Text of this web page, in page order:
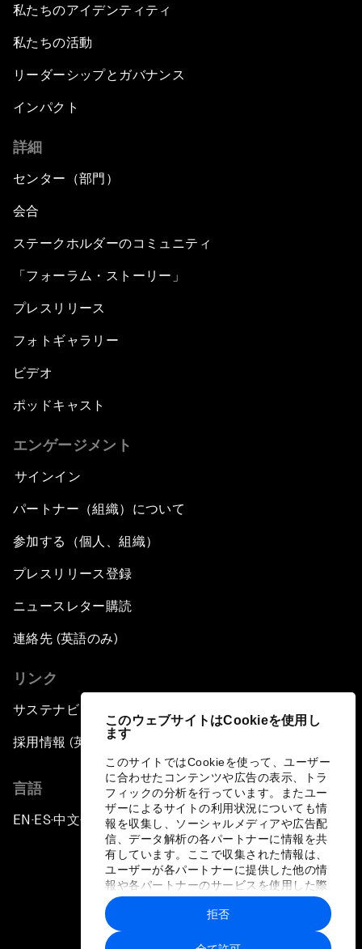
このウェブサイトはCookieを使用し
ます
このサイトではCookieを使って、ユーザー
に合わせたコンテンツや広告の表示、トラ
フィックの分析を行っています。またユー
ザーによるサイトの利用状況についても情
報を収集し、ソーシャルメディアや広告配
信、データ解析の各パートナーに情報を共
有しています。ここで収集された情報は、
ユーザーが各パートナーに提供した他の情
報や各パートナーのサービスを使用した際
に収集された情報と組み合わされ、各パー
トナーによって使用されることがありま
す。
拒否
私たちのアイデンティティ
私たちの活動
リーダーシップとガバナンス
インパクト
詳細
センター（部門）
会合
ステークホルダーのコミュニティ
「フォーラム・ストーリー」
プレスリリース
フォトギャラリー
ビデオ
ポッドキャスト
エンゲージメント
サインイン
パートナー（組織）について
参加する（個人、組織）
プレスリリース登録
ニュースレター購読
連絡先 (英語のみ)
リンク
サステナビリティへの取り組み
採用情報 (英語のみ)
言語
EN ▪ES▪中文▪ 日本語
プライバシーポリシーと利用規約